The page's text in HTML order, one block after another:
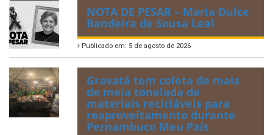
NOTA DE PESAR – Maria Dulce
Bandeira de Sousa Leal
Publicado em: 5 de agosto de 2026
Gravatá tem coleta de mais
de meia tonelada de
materiais recicláveis para
reaproveitamento durante
Pernambuco Meu País